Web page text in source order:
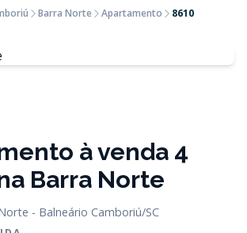
Barra Norte Apartamento 8610
à venda 4
Barra Norte
- Balneário Camboriú/SC